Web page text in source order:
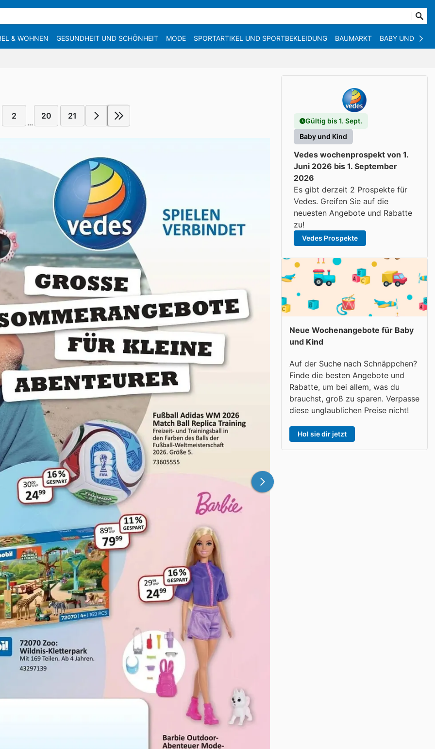
& WOHNEN GESUNDHEIT UND SCHÖNHEIT MODE SPORTARTIKEL UND SPORTBEKLEIDUNG BAUMARKT BABY UND KIND
2
...
20 21
Gültig bis 1. Sept.
Baby und Kind
Vedes wochenprospekt von 1.
Juni 2026 bis 1. September
2026
Es gibt derzeit 2 Prospekte für
Vedes. Greifen Sie auf die
neuesten Angebote und Rabatte
zu!
Vedes Prospekte
Neue Wochenangebote für Baby
und Kind
Auf der Suche nach Schnäppchen?
Finde die besten Angebote und
Rabatte, um bei allem, was du
brauchst, groß zu sparen. Verpasse
diese unglaublichen Preise nicht!
Hol sie dir jetzt